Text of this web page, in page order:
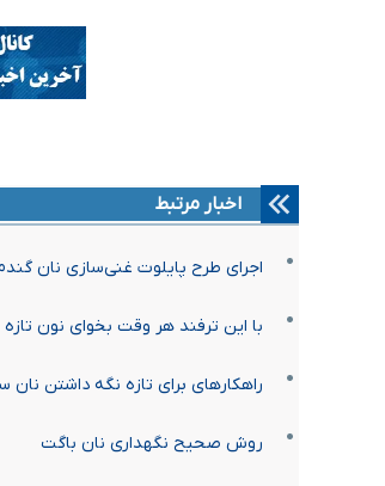
اخبار مرتبط
اجرای طرح پایلوت غنی‌سازی نان
با این ترفند هر وقت بخوای نون
راهکارهای برای تازه نگه داشتن نان
روش صحیح نگهداری نان باگت